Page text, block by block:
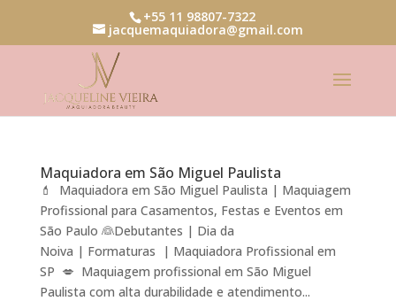
+55 11 98807-7322
jacquemaquiadora@gmail.com
Maquiadora em São Miguel Paulista
💄 Maquiadora em São Miguel Paulista | Maquiagem
Profissional para Casamentos, Festas e Eventos em
São Paulo 👰Debutantes | Dia da
Noiva | Formaturas | Maquiadora Profissional em
SP 💋 Maquiagem profissional em São Miguel
Paulista com alta durabilidade e atendimento...